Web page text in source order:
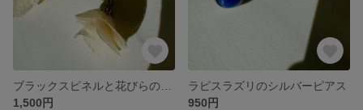
1,500円
ラピスラズリのシルバーピアス
950円